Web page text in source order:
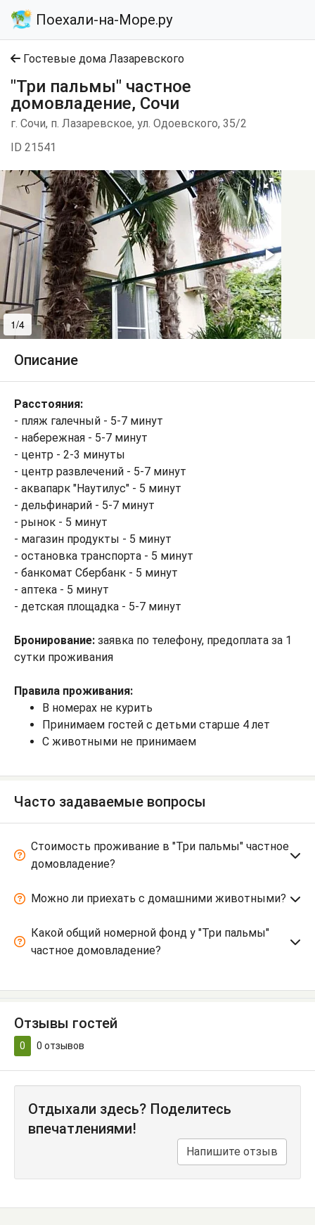
Поехали-на-Море.ру
Гостевые дома Лазаревского
"Три пальмы" частное
домовладение, Сочи
г. Сочи, п. Лазаревское, ул. Одоевского, 35/2
ID 21541
1/4
Описание
Расстояния:
- пляж галечный - 5-7 минут
- набережная - 5-7 минут
- центр - 2-3 минуты
- центр развлечений - 5-7 минут
- аквапарк "Наутилус" - 5 минут
- дельфинарий - 5-7 минут
- рынок - 5 минут
- магазин продукты - 5 минут
- остановка транспорта - 5 минут
- банкомат Сбербанк - 5 минут
- аптека - 5 минут
- детская площадка - 5-7 минут
Бронирование: заявка по телефону, предоплата за 1
сутки проживания
Правила проживания:
В номерах не курить
Принимаем гостей с детьми старше 4 лет
С животными не принимаем
Часто задаваемые вопросы
Стоимость проживание в "Три пальмы" частное
домовладение?
Можно ли приехать с домашними животными?
Какой общий номерной фонд у "Три пальмы"
частное домовладение?
Отзывы гостей
0 0 отзывов
Отдыхали здесь? Поделитесь
впечатлениями!
Напишите отзыв